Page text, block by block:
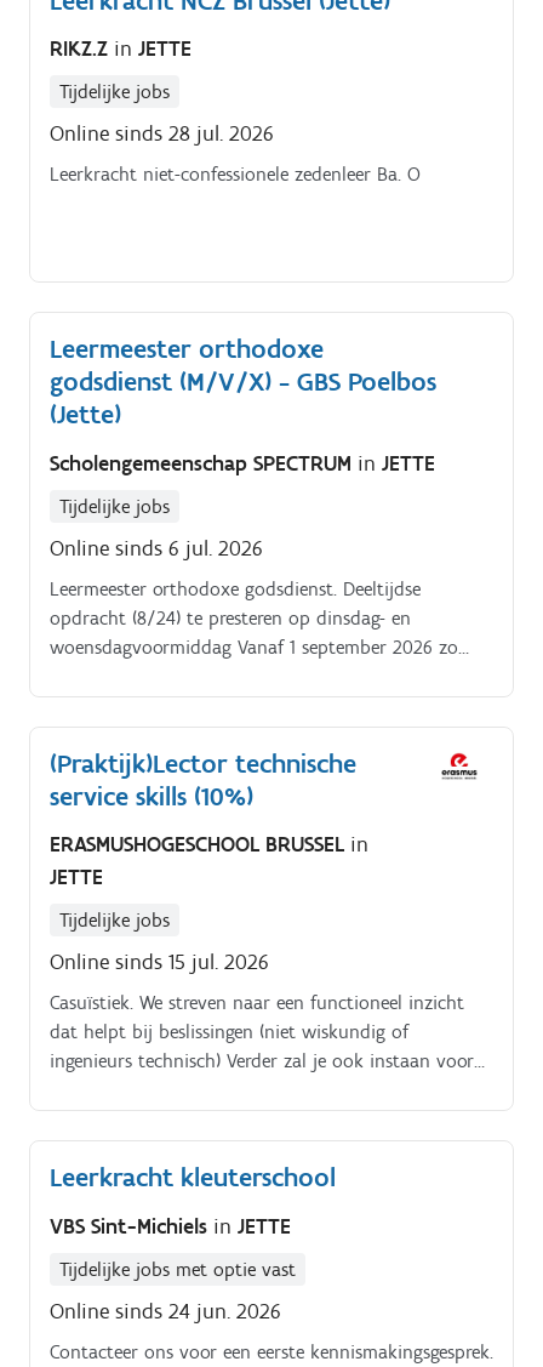
RIKZ.Z in JETTE
Tijdelijke jobs
Online sinds 28 jul. 2026
Leerkracht niet-confessionele zedenleer Ba. O
Leermeester orthodoxe
godsdienst (M/V/X) - GBS Poelbos
(Jette)
Scholengemeenschap SPECTRUM in JETTE
Tijdelijke jobs
Online sinds 6 jul. 2026
Leermeester orthodoxe godsdienst. Deeltijdse
opdracht (8/24) te presteren op dinsdag- en
woensdagvoormiddag Vanaf 1 september 2026 zo
betrekking met uitzicht op vaste benoeming Diploma
leerkracht orthodoxe godsdienst: zie voor de
uitgebreide lijst van bekwaamheidsbewijzen:.
https://data-
s=1&id=297&versieid=GZ-20240901.
(Praktijk)Lector technische
service skills (10%)
ERASMUSHOGESCHOOL BRUSSEL in
JETTE
Tijdelijke jobs
Online sinds 15 jul. 2026
Casuïstiek. We streven naar een functioneel inzicht
dat helpt bij beslissingen (niet wiskundig of
ingenieurs technisch) Verder zal je ook instaan voor
jaar.
Leerkracht kleuterschool
VBS Sint-Michiels in JETTE
Tijdelijke jobs met optie vast
Online sinds 24 jun. 2026
Contacteer ons voor een eerste kennismakingsgesprek.